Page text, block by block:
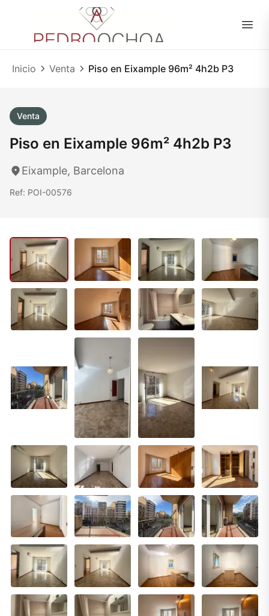
Inicio Venta Piso en Eixample 96m² 4h2b P3
Venta
Piso en Eixample 96m² 4h2b P3
Eixample, Barcelona
Ref: POI-00576